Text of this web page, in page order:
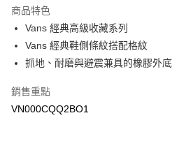
Apple Pay
悠遊付
商品特色
Vans 經典高級收藏系列
Vans 經典鞋側條紋搭配格紋
抓地、耐磨與避震兼具的橡膠外底
銷售重點
VN000CQQ2BO1